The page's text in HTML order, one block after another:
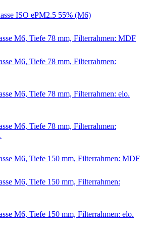
ISO ePM2.5 55% (M6)
M6, Tiefe 78 mm, Filterrahmen: MDF
M6, Tiefe 78 mm, Filterrahmen:
M6, Tiefe 78 mm, Filterrahmen: elo.
M6, Tiefe 78 mm, Filterrahmen:
M6, Tiefe 150 mm, Filterrahmen: MDF
M6, Tiefe 150 mm, Filterrahmen:
M6, Tiefe 150 mm, Filterrahmen: elo.